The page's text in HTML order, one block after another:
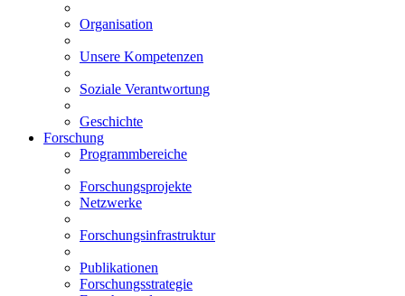
Organisation
Unsere Kompetenzen
Soziale Verantwortung
Geschichte
Forschung
Programmbereiche
Forschungsprojekte
Netzwerke
Forschungsinfrastruktur
Publikationen
Forschungsstrategie